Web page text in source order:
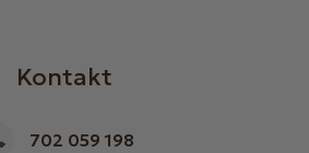
Kontakt
702 059 198